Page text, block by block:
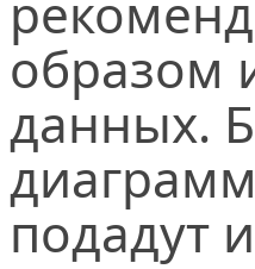
образом
данных.
подадут